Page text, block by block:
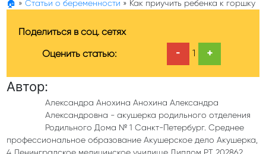
🏠 » Статьи о беременности » Как приучить ребенка к горшку
Поделиться в соц. сетях
Оценить статью:
- 1 +
Автор:
Александра Анохина Анохина Александра
Александровна - акушерка родильного отделения
Родильного Дома № 1 Санкт-Петербург. Среднее
профессиональное образование Акушерское дело Акушерка,